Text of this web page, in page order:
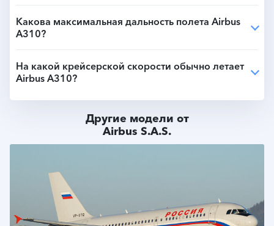
Какова максимальная дальность полета Airbus
A310?
На какой крейсерской скорости обычно летает
Airbus A310?
Другие модели от
Airbus S.A.S.